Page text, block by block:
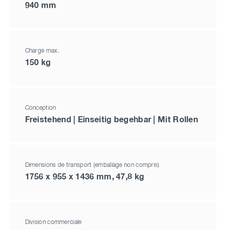
940 mm
Charge max.
150 kg
Conception
Freistehend | Einseitig begehbar | Mit Rollen
Dimensions de transport (emballage non compris)
1756 x 955 x 1436 mm, 47,8 kg
Division commerciale